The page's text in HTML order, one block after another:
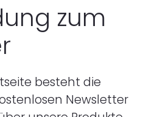
zum
besteht die
Newsletter